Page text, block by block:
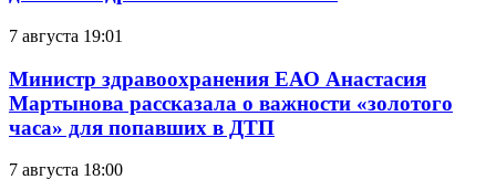
7 августа 19:01
Министр здравоохранения ЕАО Анастасия
Мартынова рассказала о важности «золотого
часа» для попавших в ДТП
7 августа 18:00